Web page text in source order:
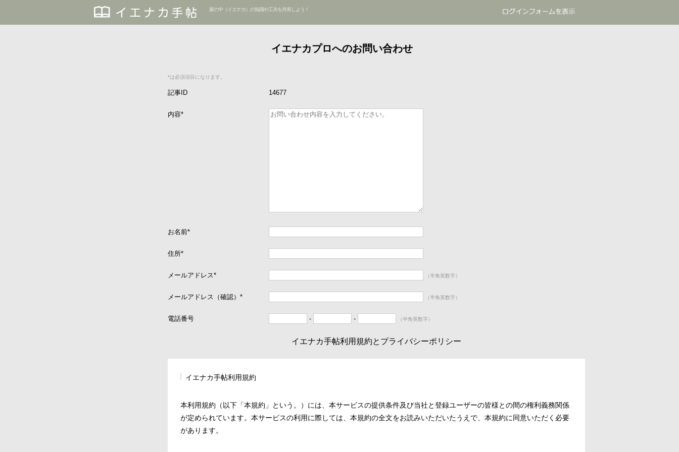
家の中（イエナカ）の知識や工夫を共有しよう！
イエナカプロへのお問い合わせ
*は必須項目になります。
記事ID 14677
内容*
お名前*
住所*
メールアドレス* （半角英数字）
メールアドレス（確認） * （半角英数字）
電話番号 - - （半角英数字）
イエナカ手帖利用規約とプライバシーポリシー
イエナカ手帖利用規約
本利用規約（以下「本規約」という。）には、本サービスの提供条件及び当社と登録ユーザーの皆様との間の権利義務関係
が定められています。本サービスの利用に際しては、本規約の全文をお読みいただいたうえで、本規約に同意いただく必要
があります。